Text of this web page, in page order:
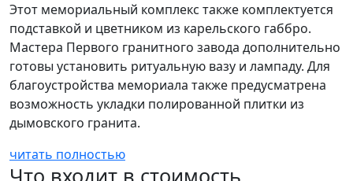
Этот мемориальный комплекс также комплектуется
подставкой и цветником из карельского габбро.
Мастера Первого гранитного завода дополнительно
готовы установить ритуальную вазу и лампаду. Для
благоустройства мемориала также предусматрена
возможность укладки полированной плитки из
дымовского гранита.
читать полностью
Что входит в стоимость